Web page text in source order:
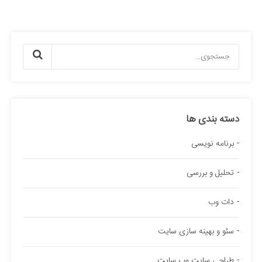
دسته بندی ها
برنامه نویسی
تحلیل و بررسی
دات وب
سئو و بهینه سازی سایت